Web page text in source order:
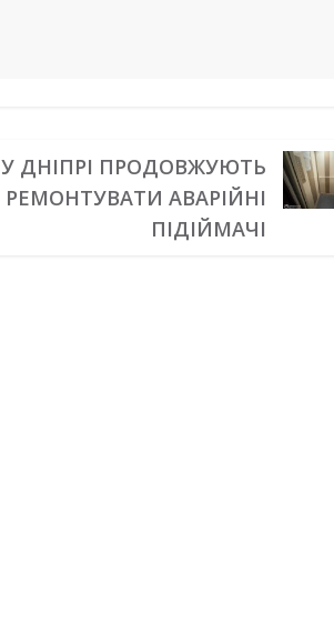
У ДНІПРІ ПРОДОВЖУЮТЬ
РЕМОНТУВАТИ АВАРІЙНІ
ПІДІЙМАЧІ